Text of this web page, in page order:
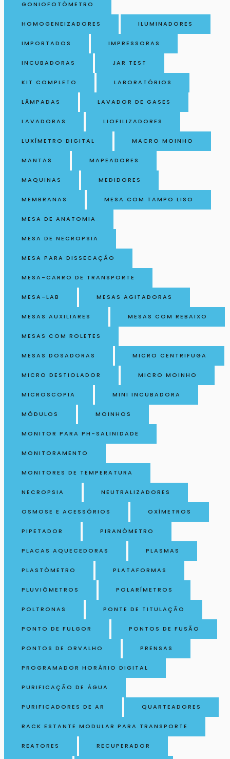
GONIOFOTÔMETRO
HOMOGENEIZADORES ILUMINADORES
IMPORTADOS IMPRESSORAS
INCUBADORAS JAR TEST
KIT COMPLETO LABORATÓRIOS
LÂMPADAS LAVADOR DE GASES
LAVADORAS LIOFILIZADORES
LUXÍMETRO DIGITAL MACRO MOINHO
MANTAS MAPEADORES
MAQUINAS MEDIDORES
MEMBRANAS MESA COM TAMPO LISO
MESA DE ANATOMIA
MESA DE NECROPSIA
MESA PARA DISSECAÇÃO
MESA-CARRO DE TRANSPORTE
MESA-LAB MESAS AGITADORAS
MESAS AUXILIARES MESAS COM REBAIXO
MESAS COM ROLETES
MESAS DOSADORAS MICRO CENTRIFUGA
MICRO DESTIOLADOR MICRO MOINHO
MICROSCOPIA MINI INCUBADORA
MÓDULOS MOINHOS
MONITOR PARA PH-SALINIDADE
MONITORAMENTO
MONITORES DE TEMPERATURA
NECROPSIA NEUTRALIZADORES
OSMOSE E ACESSÓRIOS OXÍMETROS
PIPETADOR PIRANÔMETRO
PLACAS AQUECEDORAS PLASMAS
PLASTÔMETRO PLATAFORMAS
PLUVIÔMETROS POLARÍMETROS
POLTRONAS PONTE DE TITULAÇÃO
PONTO DE FULGOR PONTOS DE FUSÃO
PONTOS DE ORVALHO PRENSAS
PROGRAMADOR HORÁRIO DIGITAL
PURIFICAÇÃO DE ÁGUA
PURIFICADORES DE AR QUARTEADORES
RACK ESTANTE MODULAR PARA TRANSPORTE
REATORES RECUPERADOR